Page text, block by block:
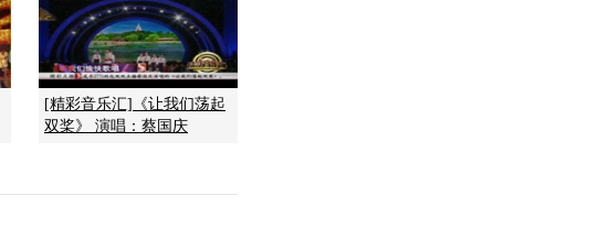
[精彩音乐汇]《让我们荡起
双桨》 演唱：蔡国庆